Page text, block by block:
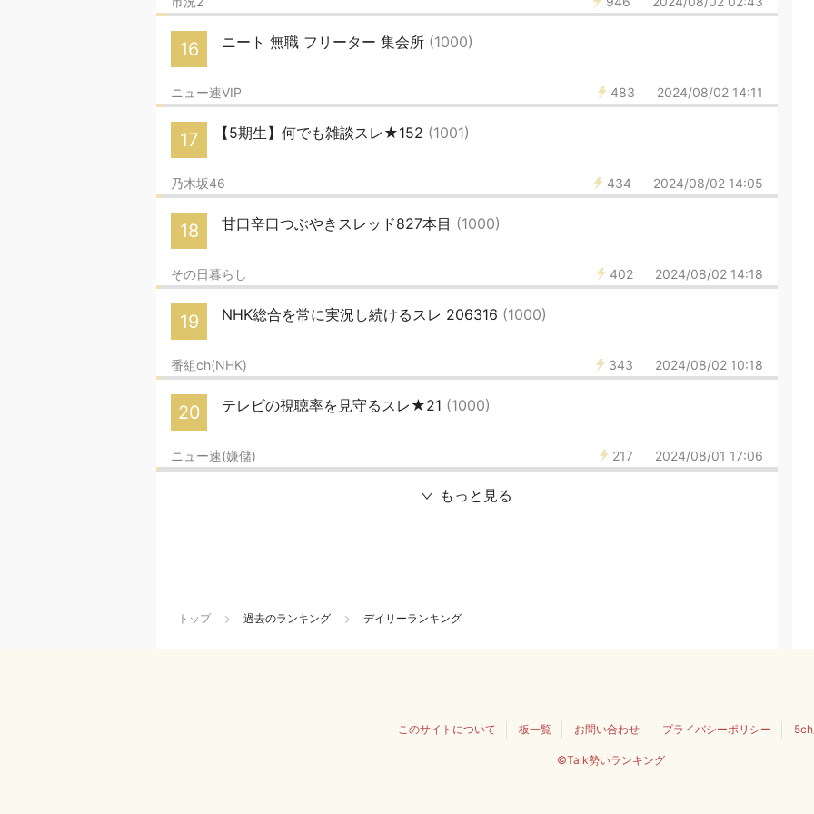
16 ニート 無職 フリーター 集会所 (1000)
483 2024/08/02 14:11
ニュー速VIP
17 【5期生】何でも雑談スレ★152 (1001)
434 2024/08/02 14:05
乃木坂46
18 甘口辛口つぶやきスレッド827本目 (1000)
402 2024/08/02 14:18
その日暮らし
19 NHK総合を常に実況し続けるスレ 206316 (1000)
343 2024/08/02 10:18
番組ch(NHK)
20 テレビの視聴率を見守るスレ★21 (1000)
217 2024/08/01 17:06
ニュー速(嫌儲)
もっと見る
トップ 過去のランキング デイリーランキング
このサイトについて 板一覧 お問い合わせ プライバシーポリシー
©Talk勢いランキング